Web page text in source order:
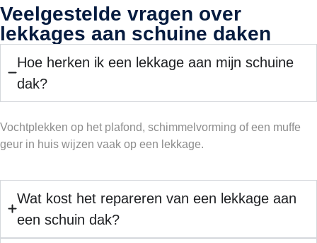
Veelgestelde vragen over
lekkages aan schuine daken
Hoe herken ik een lekkage aan mijn schuine
dak?
Vochtplekken op het plafond, schimmelvorming of een muffe
geur in huis wijzen vaak op een lekkage.
Wat kost het repareren van een lekkage aan
een schuin dak?